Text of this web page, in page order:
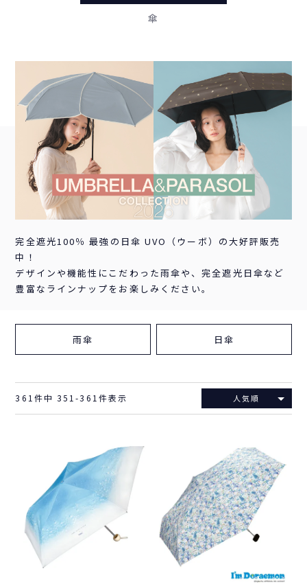
傘
完全遮光100％ 最強の日傘 UVO（ウーボ） の大好評販売
中！
デザインや機能性にこだわった雨傘や、完全遮光日傘など
豊富なラインナップをお楽しみください。
雨傘 日傘
人気順
361 件中 351-361 件表示